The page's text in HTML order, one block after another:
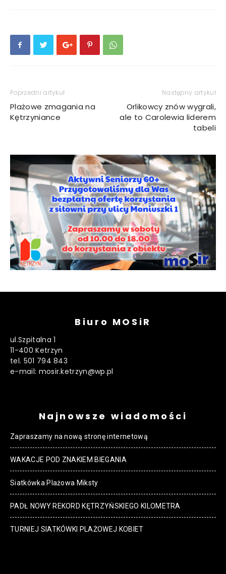
Poprzedni artykuł
Plażowe zmagania na
Kętrzyniance
Następny artykuł
Orlikowcy znów wygrali,
ale to Carolewia liderem
tabeli
Biuro MOSiR
ul.Szpitalna 1
11-400 Ketrzyn
tel. 501 794 843
e-mail: mosir.ketrzyn@wp.pl
Najnowsze wiadomości
Zapraszamy na nową stronę internetową
WAKACJE POD ZNAKIEM BIEGANIA
Siatkówka Plażowa Miksty
PADŁ NOWY REKORD KĘTRZYŃSKIEGO KILOMETRA
TURNIEJ SIATKÓWKI PLAŻOWEJ KOBIET